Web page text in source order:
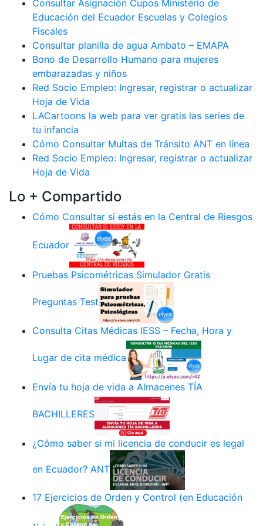
Consultar Asignación Cupos Ministerio de
Educación del Ecuador Escuelas y Colegios
Fiscales
Consultar planilla de agua Ambato – EMAPA
Bono de Desarrollo Humano para mujeres
embarazadas y niños
Red Socio Empleo: Ingresar, registrar o actualizar
Hoja de Vida
LACartoons la web para ver gratis las series de
tu infancia
Cómo Consultar Multas de Tránsito ANT en línea
Red Socio Empleo: Ingresar, registrar o actualizar
Hoja de Vida
Lo + Compartido
Cómo Consultar si estás en la Central de Riesgos
Ecuador
Pruebas Psicométricas Simulador Gratis
Preguntas Test
Consulta Citas Médicas IESS – Fecha, Hora y
Lugar de cita médica
Envía tu hoja de vida a Almacenes TÍA
BACHILLERES
¿Cómo saber si mi licencia de conducir es legal
en Ecuador? ANT
17 Ejercicios de Orden y Control (en Educación